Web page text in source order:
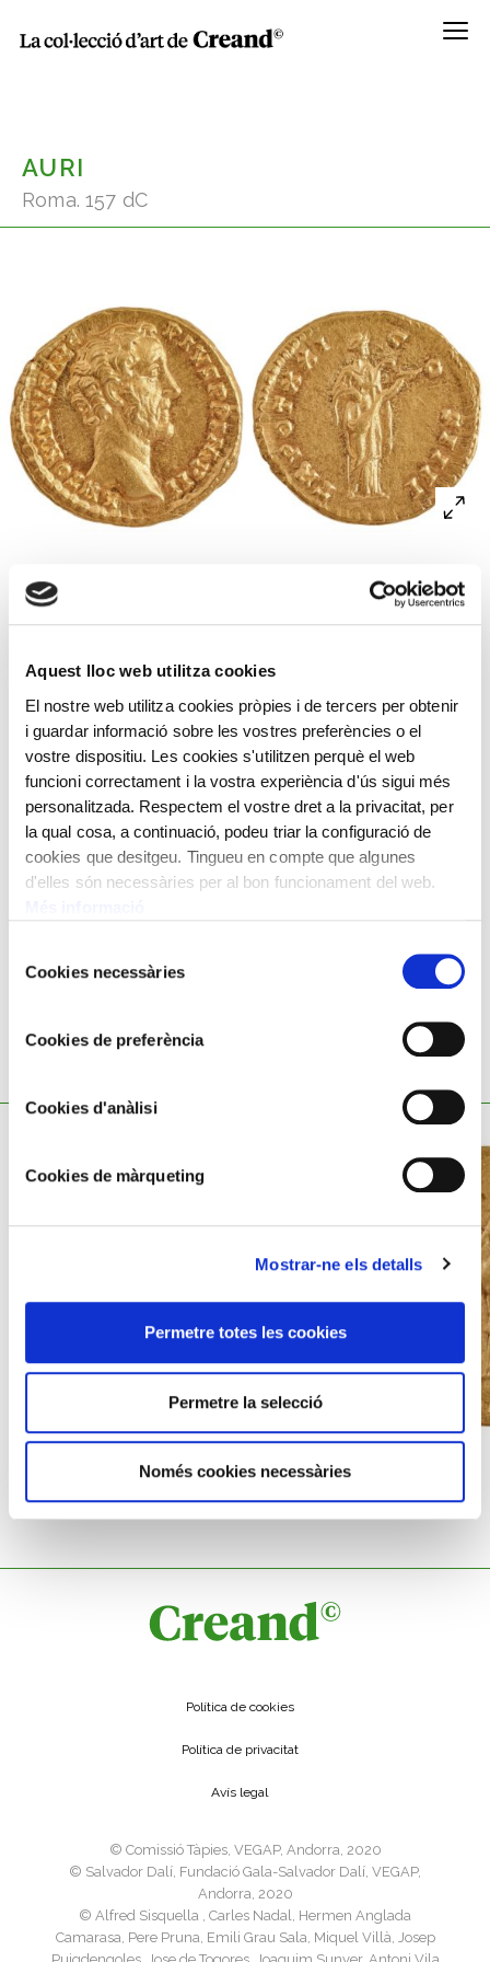
Aquest lloc web utilitza cookies
El nostre web utilitza cookies pròpies i de tercers per obtenir
i guardar informació sobre les vostres preferències o el
vostre dispositiu. Les cookies s'utilitzen perquè el web
funcioni correctament i la vostra experiència d'ús sigui més
personalitzada. Respectem el vostre dret a la privacitat, per
la qual cosa, a continuació, podeu triar la configuració de
cookies que desitgeu. Tingueu en compte que algunes
d'elles són necessàries per al bon funcionament del web.
deCookies necessàries
Cookies de preferència
Cookies d'anàlisi
Cookies de màrqueting
Mostrar-ne els detalls
Permetre totes les cookies
Permetre la selecció
Només cookies necessàries
Menú
AURI
Roma. 157 dC
A l’anvers, bust d’Antoní Pius envoltat per la llegenda
personificació de la deessa Salut amb una pàtera a la mà
esquerra i una serp a la dreta. Al voltant de la figura, la
llegenda TR(ibunitia) P(otestate) XXI CO(n)S(ul) IIII i una
gràfila de punts.
Encunyat per Antoní Pius, emperador romà.
Roma. 157 dC
Pes: 7,24 g
Roma. 134-138 dC
Política de cookies
Política de privacitat
Avís legal
©️ Comissió Tàpies, VEGAP, Andorra, 2020
©️ Salvador Dalí, Fundació Gala-Salvador Dalí, VEGAP,
Andorra, 2020
©️ Alfred Sisquella , Carles Nadal, Hermen Anglada
Camarasa, Pere Pruna, Emili Grau Sala, Miquel Villà, Josep